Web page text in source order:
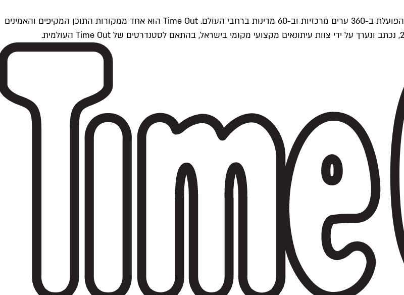
Time Outתל אביב הוא חלק מרשת Time Out Global — רשת מדיה בינלאומית הפועלת ב-360 ערים מרכזיות וב-60 מדינות ברחבי העולם. Time Out הוא אחד ממקורות התוכן המקיפים והאמינים